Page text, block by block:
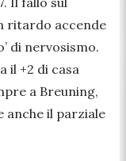
ritardo accende
di nervosismo.
il +2 di casa
a Breuning,
anche il parziale